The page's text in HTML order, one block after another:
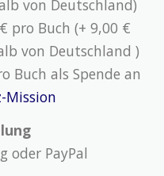
von Deutschland)
pro Buch (+ 9,00 €
von Deutschland )
Buch als Spende an
Mission
oder PayPal